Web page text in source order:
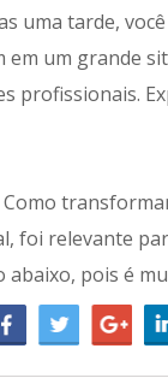
uma tarde,
em um grande
profissionais.
foi relevante
abaixo, pois é